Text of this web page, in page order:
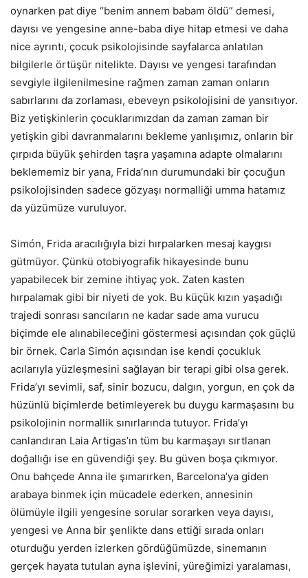
oynarken pat diye “benim annem babam öldü” demesi,
dayısı ve yengesine anne-baba diye hitap etmesi ve daha
nice ayrıntı, çocuk psikolojisinde sayfalarca anlatılan
bilgilerle örtüşür nitelikte. Dayısı ve yengesi tarafından
sevgiyle ilgilenilmesine rağmen zaman zaman onların
sabırlarını da zorlaması, ebeveyn psikolojisini de yansıtıyor.
Biz yetişkinlerin çocuklarımızdan da zaman zaman bir
yetişkin gibi davranmalarını bekleme yanlışımız, onların bir
çırpıda büyük şehirden taşra yaşamına adapte olmalarını
beklememiz bir yana, Frida’nın durumundaki bir çocuğun
psikolojisinden sadece gözyaşı normalliği umma hatamız
da yüzümüze vuruluyor.
Simón, Frida aracılığıyla bizi hırpalarken mesaj kaygısı
gütmüyor. Çünkü otobiyografik hikayesinde bunu
yapabilecek bir zemine ihtiyaç yok. Zaten kasten
hırpalamak gibi bir niyeti de yok. Bu küçük kızın yaşadığı
trajedi sonrası sancıların ne kadar sade ama vurucu
biçimde ele alınabileceğini göstermesi açısından çok güçlü
bir örnek. Carla Simón açısından ise kendi çocukluk
acılarıyla yüzleşmesini sağlayan bir terapi gibi olsa gerek.
Frida’yı sevimli, saf, sinir bozucu, dalgın, yorgun, en çok da
hüzünlü biçimlerde betimleyerek bu duygu karmaşasını bu
psikolojinin normallik sınırlarında tutuyor. Frida’yı
canlandıran Laia Artigas’ın tüm bu karmaşayı sırtlanan
doğallığı ise en güvendiği şey. Bu güven boşa çıkmıyor.
Onu bahçede Anna ile şımarırken, Barcelona’ya giden
arabaya binmek için mücadele ederken, annesinin
ölümüyle ilgili yengesine sorular sorarken veya dayısı,
yengesi ve Anna bir şenlikte dans ettiği sırada onları
oturduğu yerden izlerken gördüğümüzde, sinemanın
gerçek hayata tutulan ayna işlevini, yüreğimizi yaralaması,